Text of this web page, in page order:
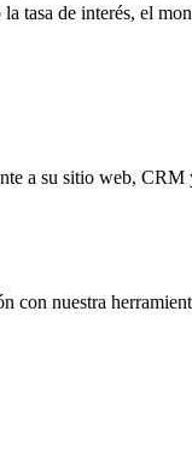
tasa de interés, el
a su sitio web,
con nuestra